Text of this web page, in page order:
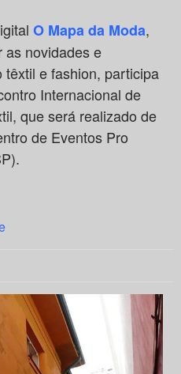
O Mapa da Moda,
as novidades e
e fashion, participa
Internacional de
que será realizado de
de Eventos Pro